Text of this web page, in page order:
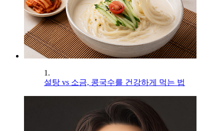
1.
설탕 vs 소금, 콩국수를 건강하게 먹는 법